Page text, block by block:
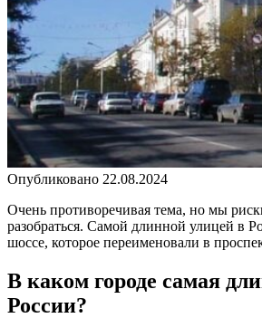
Опубликовано 22.08.2024
Очень противоречивая тема, но мы
разобраться. Самой длинной улицей в
шоссе, которое переименовали в
В каком городе самая
России?